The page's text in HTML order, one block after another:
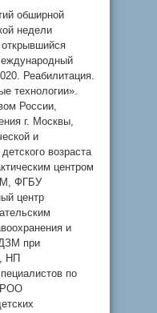
обширной
недели
Реабилитация.
технологии».
России,
г. Москвы,
и
возраста
центром
ФГБУ
центр
и
при
НП
по
РОО